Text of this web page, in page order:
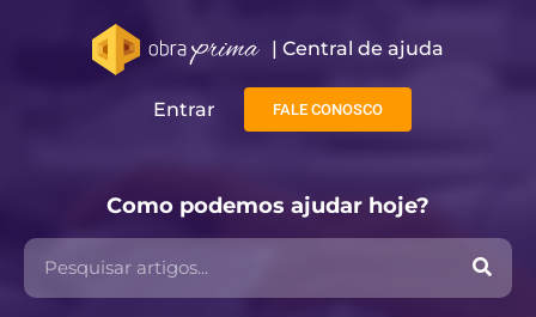
| Central de ajuda​
Entrar FALE CONOSCO
Como podemos ajudar hoje?